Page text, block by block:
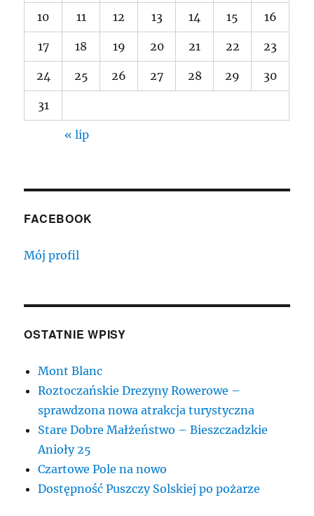
10 11 12 13 14 15 16
17 18 19 20 21 22 23
24 25 26 27 28 29 30
31
« lip
FACEBOOK
Mój profil
OSTATNIE WPISY
Mont Blanc
Roztoczańskie Drezyny Rowerowe –
sprawdzona nowa atrakcja turystyczna
Stare Dobre Małżeństwo – Bieszczadzkie
Anioły 25
Czartowe Pole na nowo
Dostępność Puszczy Solskiej po pożarze